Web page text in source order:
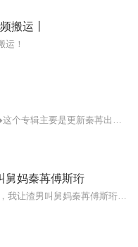
搬运丨
运！
舅妈秦苒傅斯珩